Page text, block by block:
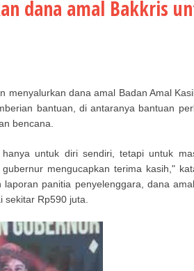
dana amal Bakkris
menyalurkan dana amal Badan Amal
bantuan, di antaranya bantuan
bencana.
untuk diri sendiri, tetapi untuk
mengucapkan terima kasih,"
panitia penyelenggara, dana
sekitar Rp590 juta.